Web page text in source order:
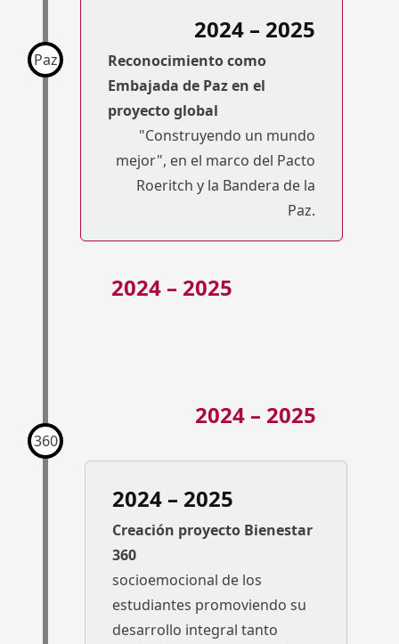
2024 – 2025
Reconocimiento como
Embajada de Paz en el
proyecto global
"Construyendo un mundo
mejor", en el marco del Pacto
Roeritch y la Bandera de la
Paz.
Paz
2024 – 2025
2024 – 2025
360
2024 – 2025
Creación proyecto Bienestar
360
socioemocional de los
estudiantes promoviendo su
desarrollo integral tanto